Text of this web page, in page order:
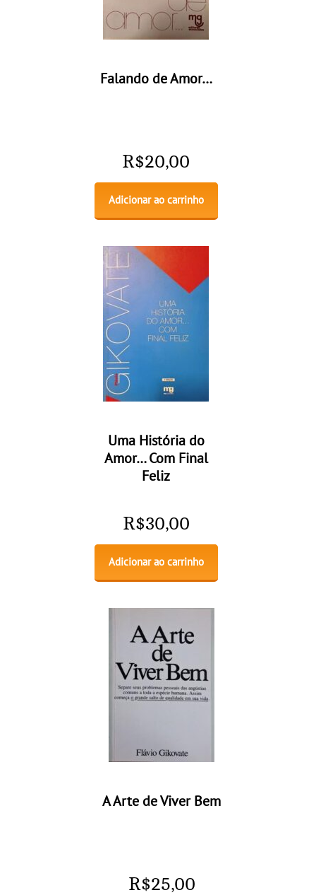
Falando de Amor…
R$20,00
Adicionar ao carrinho
Uma História do
Amor… Com Final
Feliz
R$30,00
Adicionar ao carrinho
A Arte de Viver Bem
R$25,00